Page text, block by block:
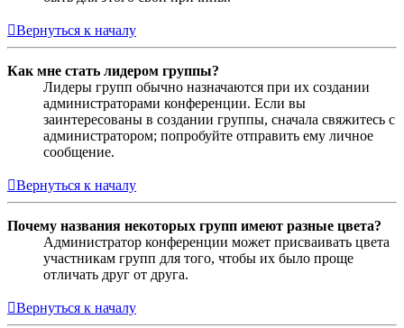
Вернуться к началу
Как мне стать лидером группы?
Лидеры групп обычно назначаются при их создании
администраторами конференции. Если вы
заинтересованы в создании группы, сначала свяжитесь с
администратором; попробуйте отправить ему личное
сообщение.
Вернуться к началу
Почему названия некоторых групп имеют разные цвета?
Администратор конференции может присваивать цвета
участникам групп для того, чтобы их было проще
отличать друг от друга.
Вернуться к началу